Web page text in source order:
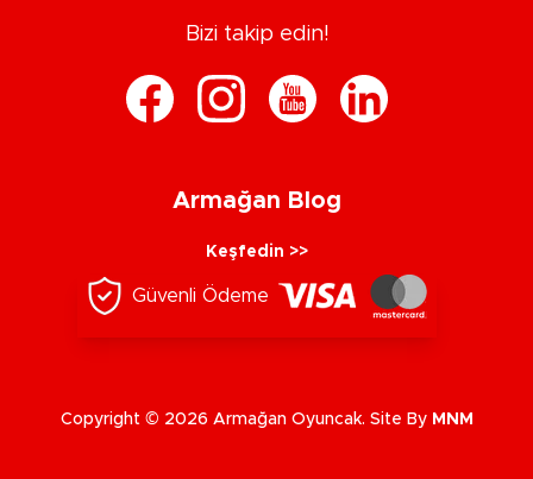
Bizi takip edin!
Armağan Blog
Keşfedin >>
Güvenli Ödeme
Copyright © 2026 Armağan Oyuncak. Site By MNM